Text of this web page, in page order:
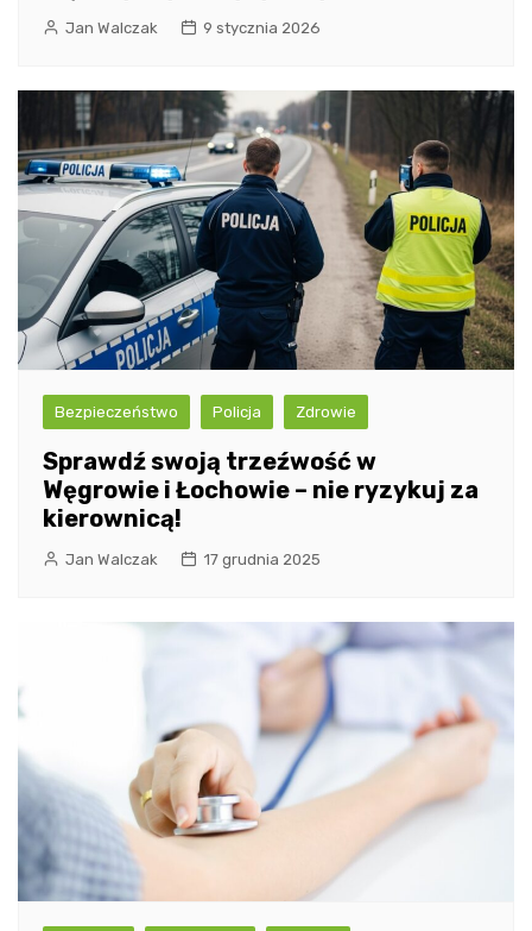
Jan Walczak 9 stycznia 2026
Bezpieczeństwo Policja Zdrowie
Sprawdź swoją trzeźwość w
Węgrowie i Łochowie – nie ryzykuj za
kierownicą!
Jan Walczak 17 grudnia 2025